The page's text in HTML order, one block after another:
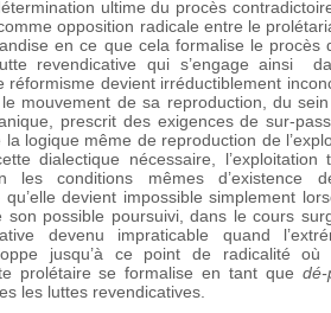
ultime du procès
opposition radicale entre le
en ce que cela formalise le procès
revendicative qui s’engage ainsi
réformisme devient irréductiblement
mouvement de sa reproduction, du
prescrit des exigences de sur-
logique même de reproduction de
dialectique nécessaire, l’exploitation
les conditions mêmes d’existence
devient impossible simplement
son possible poursuivi, dans le cours
devenu impraticable quand
jusqu’à ce point de radicalité où
prolétaire se formalise en tant que dé-
les luttes revendicatives.